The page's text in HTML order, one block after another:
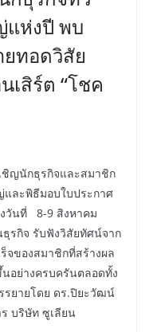
แห่งปี พบ
ยทอดวิสัย
สิร์ต “โชค
ชิญนักธุรกิจและสมาชิก
และพิธีมอบใบประกาศ
งวันที่ 8-9 สิงหาคม
ธุรกิจ รับฟังวิสัยทัศน์จาก
จของสมาชิกที่สร้างผล
อย่างครบครันตลอดทั้ง
รยายโดย ดร.ปิยะวัฒน์
บริษัท ซูเลียน